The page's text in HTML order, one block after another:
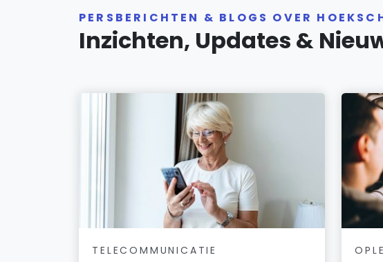
PERSBERICHTEN & BLOGS OVER
Inzichten, Updates &
TELECOMMUNICATIE